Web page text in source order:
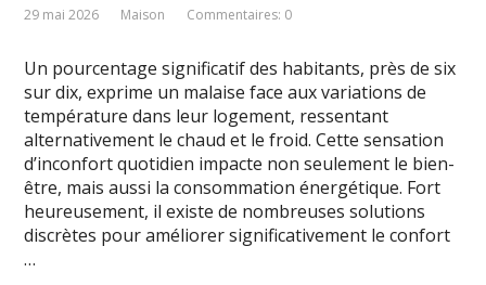
29 mai 2026 Maison Commentaires: 0
Un pourcentage significatif des habitants, près de six
sur dix, exprime un malaise face aux variations de
température dans leur logement, ressentant
alternativement le chaud et le froid. Cette sensation
d’inconfort quotidien impacte non seulement le bien-
être, mais aussi la consommation énergétique. Fort
heureusement, il existe de nombreuses solutions
discrètes pour améliorer significativement le confort
…